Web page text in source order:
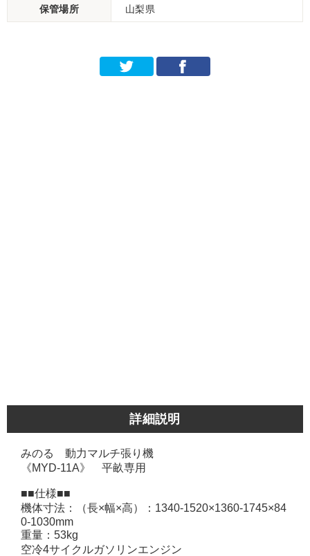
保管場所 山梨県
詳細説明
みのる 動力マルチ張り機
《MYD-11A》 平畝専用
■■仕様■■
機体寸法：（長×幅×高）：1340-1520×1360-1745×84
0-1030mm
重量：53kg
空冷4サイクルガソリンエンジン